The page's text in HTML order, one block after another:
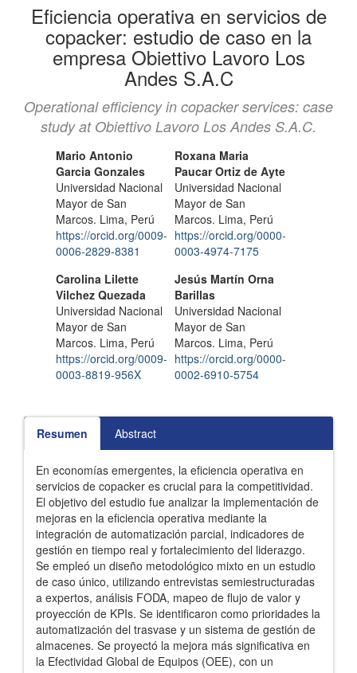
Eficiencia operativa en servicios de
copacker: estudio de caso en la
empresa Obiettivo Lavoro Los
Andes S.A.C
Operational efficiency in copacker services: case
study at Obiettivo Lavoro Los Andes S.A.C.
Contenido
principal
artículo
Autores/as
Mario Antonio
Garcia Gonzales
Universidad Nacional
Mayor de San
Marcos. Lima, Perú
https://orcid.org/0009-
0006-2829-8381
Roxana Maria
Paucar Ortiz de Ayte
Universidad Nacional
Mayor de San
Marcos. Lima, Perú
https://orcid.org/0000-
0003-4974-7175
Carolina Lilette
Vilchez Quezada
Universidad Nacional
Mayor de San
Marcos. Lima, Perú
https://orcid.org/0009-
0003-8819-956X
Jesús Martín Orna
Barillas
Universidad Nacional
Mayor de San
Marcos. Lima, Perú
https://orcid.org/0000-
0002-6910-5754
Resumen Abstract
En economías emergentes, la eficiencia operativa en
servicios de copacker es crucial para la competitividad.
El objetivo del estudio fue analizar la implementación de
mejoras en la eficiencia operativa mediante la
integración de automatización parcial, indicadores de
gestión en tiempo real y fortalecimiento del liderazgo.
Se empleó un diseño metodológico mixto en un estudio
de caso único, utilizando entrevistas semiestructuradas
a expertos, análisis FODA, mapeo de flujo de valor y
proyección de KPIs. Se identificaron como prioridades la
automatización del trasvase y un sistema de gestión de
almacenes. Se proyectó la mejora más significativa en
la Efectividad Global de Equipos (OEE), con un